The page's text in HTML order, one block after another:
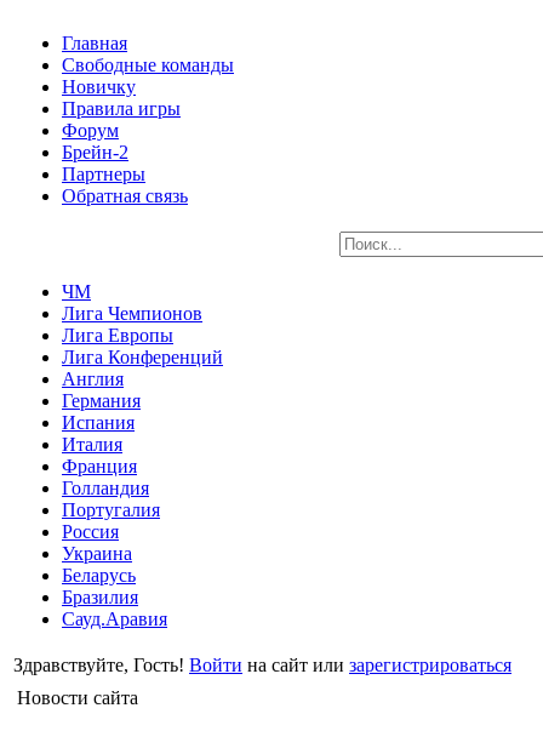
Главная
Свободные команды
Новичку
Правила игры
Форум
Брейн-2
Партнеры
Обратная связь
ЧМ
Лига Чемпионов
Лига Европы
Лига Конференций
Англия
Германия
Испания
Италия
Франция
Голландия
Португалия
Россия
Украина
Беларусь
Бразилия
Сауд.Аравия
Здравствуйте, Гость! Войти на сайт или зарегистрироваться
Новости сайта